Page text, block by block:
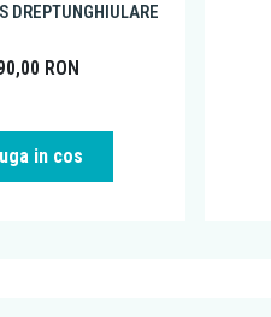
DREPTUNGHIULARE
RON
in cos